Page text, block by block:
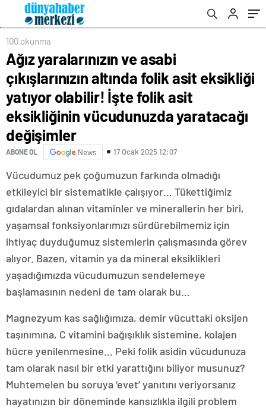
folik asit eksikliğinin vücudunuzda
yaratacağı değişimler
100 okunma
Ağız yaralarınızın ve asabi
çıkışlarınızın altında folik asit eksikliği
yatıyor olabilir! İşte folik asit
eksikliğinin vücudunuzda yaratacağı
değişimler
ABONE OL News 17 Ocak 2025 12:07
Vücudumuz pek çoğumuzun farkında olmadığı
etkileyici bir sistematikle çalışıyor… Tükettiğimiz
gıdalardan alınan vitaminler ve minerallerin her biri,
yaşamsal fonksiyonlarımızı sürdürebilmemiz için
ihtiyaç duyduğumuz sistemlerin çalışmasında görev
alıyor. Bazen, vitamin ya da mineral eksiklikleri
yaşadığımızda vücudumuzun sendelemeye
başlamasının nedeni de tam olarak bu…
Magnezyum kas sağlığımıza, demir vücuttaki oksijen
taşınımına, C vitamini bağışıklık sistemine, kolajen
hücre yenilenmesine… Peki folik asidin vücudunuza
tam olarak nasıl bir etki yarattığını biliyor musunuz?
Muhtemelen bu soruya ‘evet’ yanıtını veriyorsanız
hayatınızın bir döneminde kansızlıkla ilgili problem